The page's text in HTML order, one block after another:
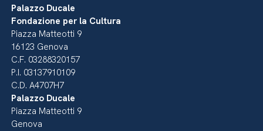
Palazzo Ducale
Fondazione per la Cultura
Piazza Matteotti 9
16123 Genova
C.F. 03288320157
P.I. 03137910109
C.D. A4707H7
Palazzo Ducale
Piazza Matteotti 9
Genova